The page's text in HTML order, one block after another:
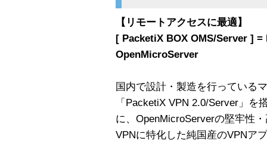
【リモートアクセスに最適】
[ PacketiX BOX OMS/Server ]
OpenMicroServer
国内で設計・製造を行っている
「PacketiX VPN 2.0/Server」
に、OpenMicroServerの堅牢性
VPNに特化した純国産のVPNア